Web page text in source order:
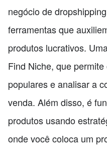
negócio de
ferramentas que
produtos lucrativos.
Find Niche, que
populares e analisar a
venda. Além disso, é
produtos usando
onde você coloca um